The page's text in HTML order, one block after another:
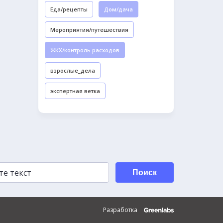
Еда/рецепты Дом/дача
Мероприятия/путешествия
ЖКХ/контроль расходов
взрослые_дела
экспертная ветка
Поиск
Разработка